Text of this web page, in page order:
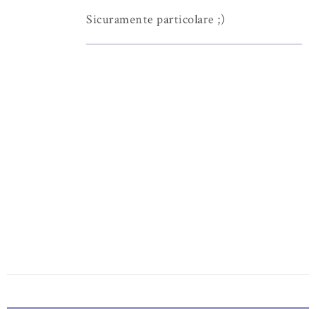
Sicuramente particolare ;)